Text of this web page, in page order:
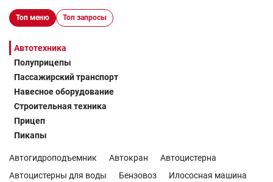
Топ меню Топ запросы
Автотехника
Полуприцепы
Пассажирский транспорт
Навесное оборудование
Строительная техника
Прицеп
Пикапы
Автогидроподъемник Автокран
Автоцистерна
Автоцистерны для воды
Бензовоз
Илососная машина